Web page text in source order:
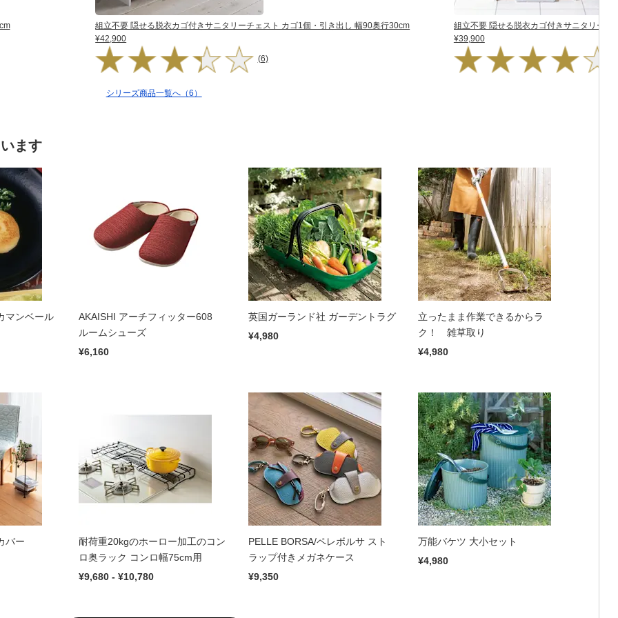
組立不要 隠せる脱衣カゴ付きサニタリーチェスト カゴ1個・引き出し 幅90奥行30cm
¥42,900
(6)
組立不要 隠せる脱衣カゴ付きサニタリーチ
¥39,900
シリーズ商品一覧へ（6）
ます
マンベール
AKAISHI アーチフィッター608
ルームシューズ
¥6,160
英国ガーランド社 ガーデントラグ
¥4,980
立ったまま作業できるからラ
ク！ 雑草取り
¥4,980
バー
耐荷重20kgのホーロー加工のコン
ロ奥ラック コンロ幅75cm用
¥9,680 - ¥10,780
PELLE BORSA/ペレボルサ スト
ラップ付きメガネケース
¥9,350
万能バケツ 大小セット
¥4,980